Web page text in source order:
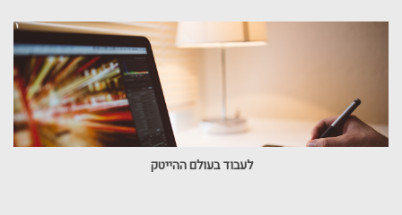
לעבוד בעולם ההייטק